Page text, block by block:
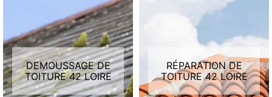
DEMOUSSAGE DE
TOITURE 42 LOIRE
RÉPARATION DE
TOITURE 42 LOIRE